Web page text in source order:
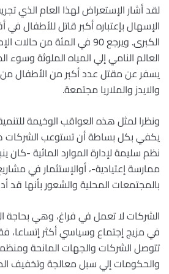
لقد أشار الإستعراض لهذا العام الذي
الإسهال بإعتباره أكبر قاتل للأطفال في
الكبرى. ويرجع 90 في المئة من
العالم النامي إلي المياه الملوثة
يسفر عن مقتل عدد أكبر من الأطفال
والايدز والملاريا مجتمعة.
ونظرا لمثل هذه العواقب الوخيمة
يكفي بكل بساطة أن تستوعب الشركات
نظم سليمة لإدارة الموارد المائية -كان
ممارسة إعتيادية-، أوالإستثمار في
بالمجتمعات المحلية والشعور بأنها قد
الشركات لا تعمل في فراغ، وهي بحاجة
في مزيج إجتماع وسياسي أكثر إتساعا،
تتوصل الشركات والجهات المانحة
والحكومات إلي سبل معالجة وتخفيف